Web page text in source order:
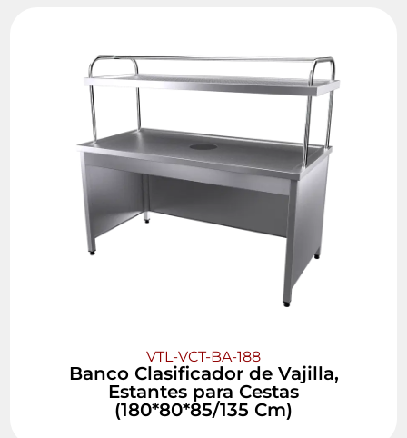
VTL-VCT-BA-188
Banco Clasificador de Vajilla,
Estantes para Cestas
(180*80*85/135 Cm)